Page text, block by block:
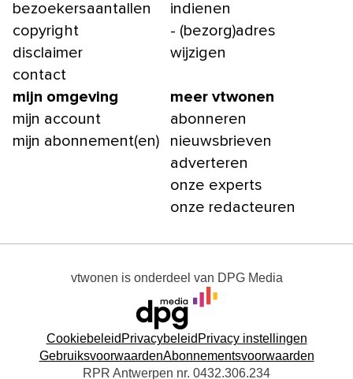
bezoekersaantallen
copyright
disclaimer
contact
indienen
- (bezorg)adres
wijzigen
mijn omgeving
mijn account
mijn abonnement(en)
meer vtwonen
abonneren
nieuwsbrieven
adverteren
onze experts
onze redacteuren
vtwonen is onderdeel van DPG Media
Cookiebeleid Privacybeleid Privacy instellingen
GebruiksvoorwaardenAbonnementsvoorwaarden
RPR Antwerpen nr. 0432.306.234